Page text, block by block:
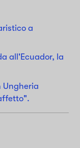
a
all'Ecuador, la
Ungheria